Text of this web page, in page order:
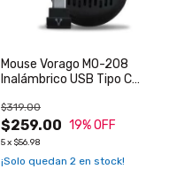
Mouse Vorago MO-208
Inalámbrico USB Tipo C
Recargable Color Negro
$259.00
$319.00
19% OFF
5x $56.98
¡Solo quedan 2 en stock!